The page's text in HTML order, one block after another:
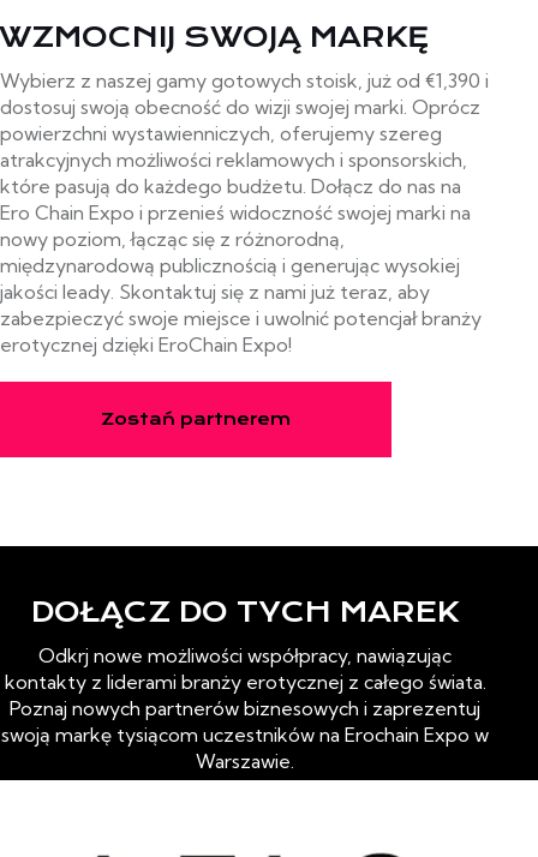
WZMOCNIJ SWOJĄ MARKĘ
Wybierz z naszej gamy gotowych stoisk, już od €1,390 i
dostosuj swoją obecność do wizji swojej marki. Oprócz
powierzchni wystawienniczych, oferujemy szereg
atrakcyjnych możliwości reklamowych i sponsorskich,
które pasują do każdego budżetu. Dołącz do nas na
Ero Chain Expo i przenieś widoczność swojej marki na
nowy poziom, łącząc się z różnorodną,
międzynarodową publicznością i generując wysokiej
jakości leady. Skontaktuj się z nami już teraz, aby
zabezpieczyć swoje miejsce i uwolnić potencjał branży
erotycznej dzięki EroChain Expo!
Zostań partnerem
DOŁĄCZ DO TYCH MAREK
Odkrj nowe możliwości współpracy, nawiązując
kontakty z liderami branży erotycznej z całego świata.
Poznaj nowych partnerów biznesowych i zaprezentuj
swoją markę tysiącom uczestników na Erochain Expo w
Warszawie.